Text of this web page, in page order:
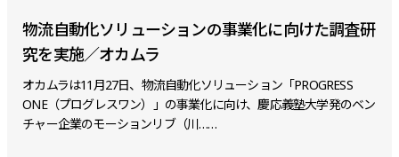
物流自動化ソリューションの事業化に向けた調査研
究を実施／オカムラ
オカムラは11月27日、物流自動化ソリューション「PROGRESS
ONE（プログレスワン）」の事業化に向け、慶応義塾大学発のベン
チャー企業のモーションリブ（川……